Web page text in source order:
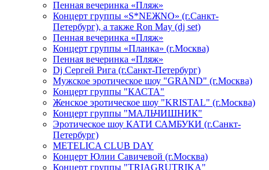
Пенная вечеринка «Пляж»
Концерт группы «S*NEЖNO» (г.Санкт-
Петербург), а также Ron May (dj set)
Пенная вечеринка «Пляж»
Концерт группы «Планка» (г.Москва)
Пенная вечеринка «Пляж»
Dj Сергей Рига (г.Санкт-Петербург)
Мужское эротическое шоу "GRAND" (г.Москва)
Концерт группы "КАСТА"
Женское эротическое шоу "KRISTAL" (г.Москва)
Концерт группы "МАЛЬЧИШНИК"
Эротическое шоу КАТИ САМБУКИ (г.Санкт-
Петербург)
METELICA CLUB DAY
Концерт Юлии Савичевой (г.Москва)
Концерт группы "TRIAGRUTRIKA"